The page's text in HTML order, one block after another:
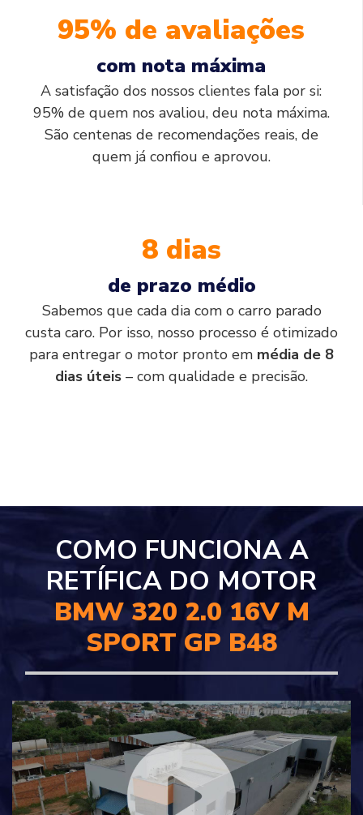
95% de avaliações
com nota máxima
A satisfação dos nossos clientes fala por si:
95% de quem nos avaliou, deu nota máxima.
São centenas de recomendações reais, de
quem já confiou e aprovou.
8 dias
de prazo médio
Sabemos que cada dia com o carro parado
custa caro. Por isso, nosso processo é otimizado
para entregar o motor pronto em média de 8
dias úteis – com qualidade e precisão.
COMO FUNCIONA A
RETÍFICA DO MOTOR
BMW 320 2.0 16V M
SPORT GP B48